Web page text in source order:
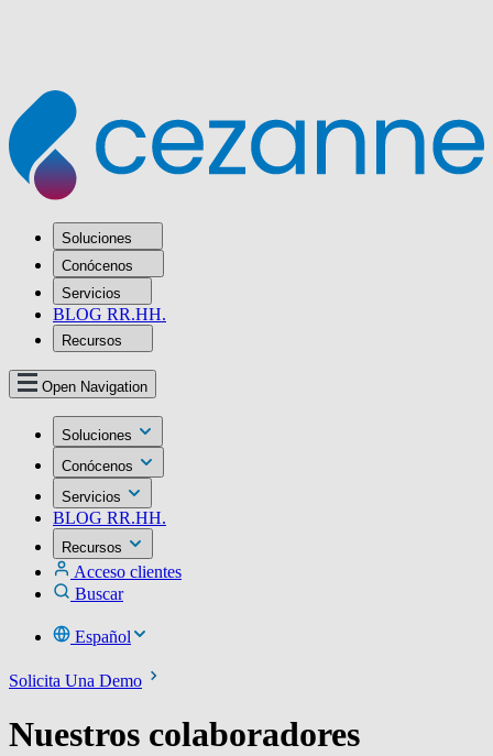
Soluciones
Conócenos
Servicios
BLOG RR.HH.
Recursos
Open Navigation
Soluciones
Conócenos
Servicios
BLOG RR.HH.
Recursos
Acceso clientes
Buscar
Español
Solicita Una Demo
Nuestros colaboradores